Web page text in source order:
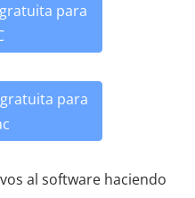
para
para
al software haciendo